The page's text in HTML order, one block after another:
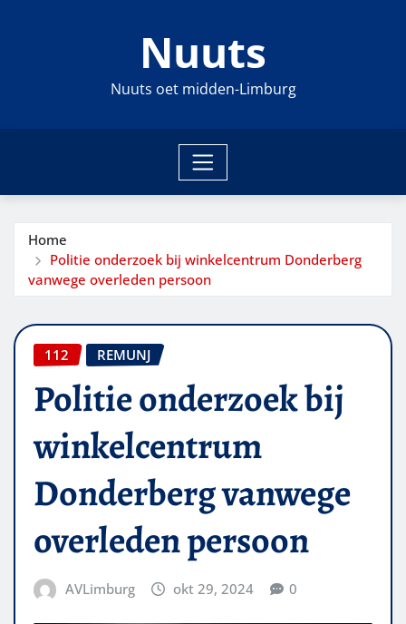
Nuuts
Nuuts oet midden-Limburg
Home
Politie onderzoek bij winkelcentrum Donderberg
vanwege overleden persoon
112 REMUNJ
Politie onderzoek bij
winkelcentrum
Donderberg vanwege
overleden persoon
AVLimburg okt 29, 2024 0